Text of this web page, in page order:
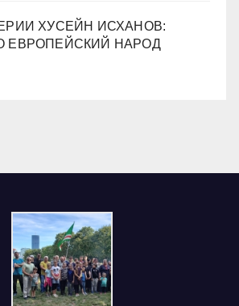
ХУСЕЙН ИСХАНОВ:
ЕВРОПЕЙСКИЙ НАРОД